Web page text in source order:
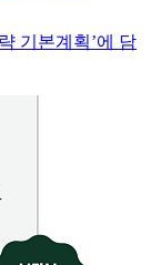
기본계획’에 담